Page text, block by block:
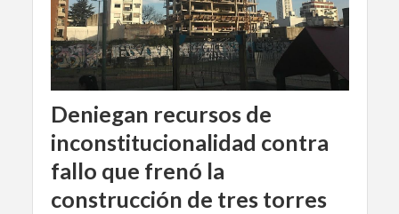
Deniegan recursos de
inconstitucionalidad contra
fallo que frenó la
construcción de tres torres